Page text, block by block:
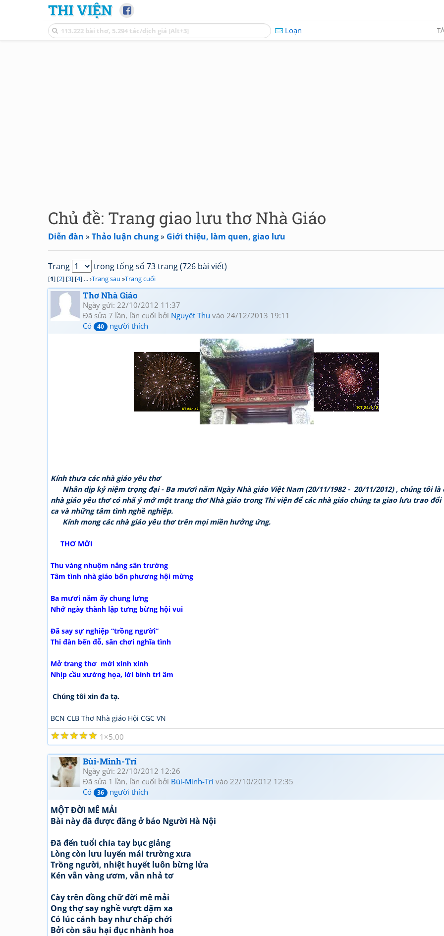
THI VIỆN
Loạn
Chủ đề: Trang giao lưu thơ Nhà Giáo
Diễn đàn »Thảo luận chung» Giới thiệu, làm quen, giao lưu
Trang trong tổng số 73 trang (726 bài viết)
[1] [2] [3] [4] ... ›Trang sau »Trang cuối
Thơ Nhà Giáo
Ngày gửi: 22/10/2012 11:37
Đã sửa 7 lần, lần cuối bởi Nguyệt Thu vào 24/12/2013 19:11
Có
40 người thích
Kính thưa các nhà giáo yêu thơ
Nhân dịp kỷ niệm trọng đại - Ba mươi năm Ngày Nhà giáo Việt Nam (20/11/1982 - 20/11/2012) , chúng tôi là
nhà giáo yêu thơ có nhã ý mở một trang thơ Nhà giáo trong Thi viện để các nhà giáo chúng ta giao lưu trao đổi
ca và những tâm tình nghề nghiệp.
Kính mong các nhà giáo yêu thơ trên mọi miền hưởng ứng.
THƠ MỜI
Thu vàng nhuộm nắng sân trường
Tâm tình nhà giáo bốn phương hội mừng
Ba mươi năm ấy chung lưng
Nhớ ngày thành lập tưng bừng hội vui
Đã say sự nghiệp “trồng người”
Thi đàn bến đỗ, sân chơi nghĩa tình
Mở trang thơ mới xinh xinh
Nhịp cầu xướng họa, lời bình tri âm
Chúng tôi xin đa tạ.
BCN CLB Thơ Nhà giáo Hội CGC VN
☆
☆
☆
☆
☆ 1 5.00
Bùi-Minh-Trí
Ngày gửi: 22/10/2012 12:26
Đã sửa 1 lần, lần cuối bởi Bùi-Minh-Trí vào 22/10/2012 12:35
Có
36 người thích
MỘT ĐỜI MÊ MẢI
Bài này đã được đăng ở báo Người Hà Nội
Đã đến tuổi chia tay bục giảng
Lòng còn lưu luyến mái trường xưa
Trồng người, nhiệt huyết luôn bừng lửa
Kén vẫn vàng ươm, vẫn nhả tơ
Cày trên đồng chữ đời mê mải
Ong thợ say nghề vượt dặm xa
Có lúc cánh bay như chấp chới
Bởi còn sâu hại đục nhành hoa